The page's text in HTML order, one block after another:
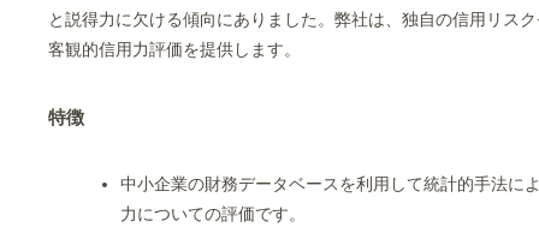
と説得力に欠ける傾向にありました。弊社は、独自の信用リス
客観的信用力評価を提供します。
特徴
中小企業の財務データベースを利用して統計的手法に
力についての評価です。